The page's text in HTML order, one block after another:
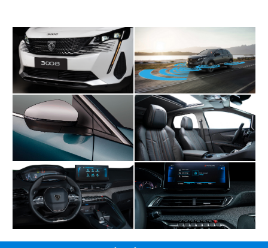
CẢNH BÁO ĐIỂM MÙ CHỦ ĐỘNG
Trường hợp: Người lái di chuyển trên làn đường xác
định, vận tốc 65 < v < 140km/h, bật xi nhan về phía có
phương tiện trong vùng điểm mù
Hoạt động: Hệ thống tác động lực vào tay lái, cảnh báo
người lái không đánh lái về phía có phương tiện đang di
chuyển trong vùng mù.